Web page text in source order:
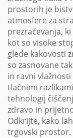
prostorih je
atmosfere za
prezračevanja,
kot so visoke
glede kakovosti
so zasnovane
in ravni
tlačnimi
tehnologij
zdravo in
Odkrijte, kako
trgovski prostor.